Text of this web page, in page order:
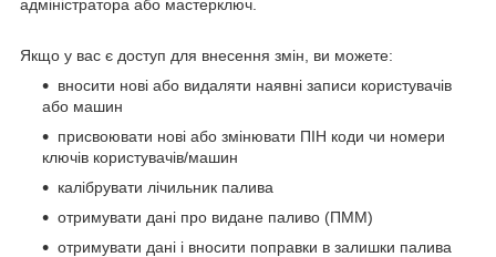
адміністратора або мастерключ.
Якщо у вас є доступ для внесення змін, ви можете:
вносити нові або видаляти наявні записи користувачів
або машин
присвоювати нові або змінювати ПІН коди чи номери
ключів користувачів/машин
калібрувати лічильник палива
отримувати дані про видане паливо (ПММ)
отримувати дані і вносити поправки в залишки палива